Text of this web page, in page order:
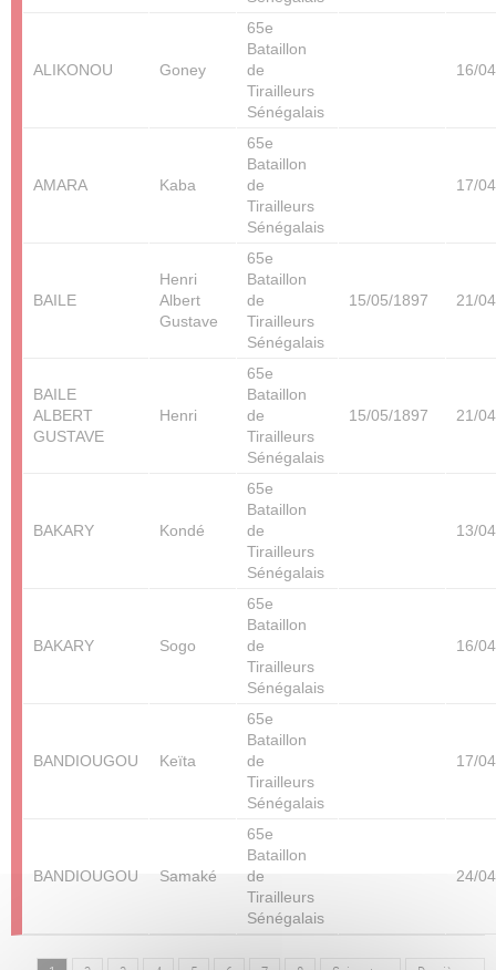
ALIKONOU Goney
65e
Bataillon
de
Tirailleurs
Sénégalais
16/
AMARA Kaba
65e
Bataillon
de
Tirailleurs
Sénégalais
17/
BAILE
Henri
Albert
Gustave
65e
Bataillon
de
Tirailleurs
Sénégalais
15/05/1897 21/
BAILE
ALBERT
GUSTAVE
Henri
65e
Bataillon
de
Tirailleurs
Sénégalais
15/05/1897 21/
BAKARY Kondé
65e
Bataillon
de
Tirailleurs
Sénégalais
13/
BAKARY Sogo
65e
Bataillon
de
Tirailleurs
Sénégalais
16/
BANDIOUGOU Keïta
65e
Bataillon
de
Tirailleurs
Sénégalais
17/
BANDIOUGOU Samaké
65e
Bataillon
de
Tirailleurs
Sénégalais
24/